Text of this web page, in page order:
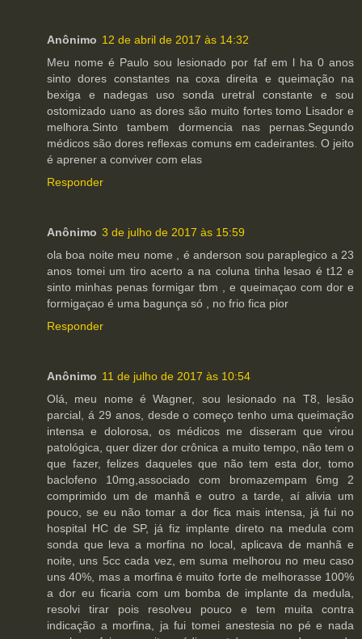
Anônimo 12 de abril de 2017 às 14:32
Meu nome é Paulo sou lesionado por faf em l ha 0 anos
sinto dores constantes na coxa direita e queimação na
bexiga e nadegas uso sonda uretral constante e sou
ostomizado uano as dores são muito fortes tomo Lisador e
melhora.Sinto tambem dormencia nas pernas.Segundo
médicos são dores reflexas comuns em cadeirantes. O jeito
é aprener a conviver com elas
Responder
Anônimo 3 de julho de 2017 às 15:59
ola boa noite meu nome , é anderson sou paraplegico a 23
anos tomei um tiro acerto a na coluna tinha lesao é t12 e
sinto minhas penas formigar tbm , e queimaçao com dor e
formigaçao é uma bagunça só , no frio fica pior
Responder
Anônimo 11 de julho de 2017 às 10:54
Olá, meu nome é Wagner, sou lesionado na T8, lesão
parcial, á 29 anos, desde o começo tenho uma queimação
intensa e dolorosa, os médicos me disseram que virou
patológica, quer dizer dor crônica a muito tempo, não tem o
que fazer, felizes daqueles que não tem esta dor, tomo
baclofeno 10mg,associado com bromazempam 6mg 2
comprimido um de manhã e outro a tarde, aí alivia um
pouco, se eu não tomar a dor fica mais intensa, já fui no
hospital HC de SP, já fiz implante direto na medula com
sonda que leva a morfina no local, aplicava de manhã e
noite, uns 5cc cada vez, em suma melhorou no meu caso
uns 40%, mas a morfina é muito forte de melhorasse 100%
a dor eu ficaria com um bomba de implante da medula,
resolvi tirar pois resolveu pouco e tem muita contra
indicação a morfina, ja fui tomei anestesia no pé e nada